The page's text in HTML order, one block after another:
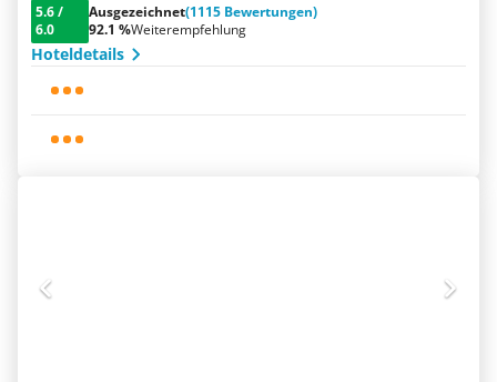
5.6/
6.0
Ausgezeichnet(1115 Bewertungen)
92.1 %Weiterempfehlung
Hoteldetails